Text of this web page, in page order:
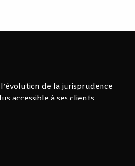
de la jurisprudence
accessible à ses clients